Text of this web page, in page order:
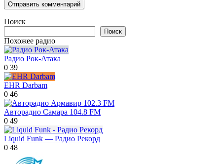
Поиск
Поиск
Похожее радио
Радио Рок-Атака
0 39
EHR Darbam
0 46
Авторадио Самара 104.8 FM
0 49
Liquid Funk — Радио Рекорд
0 48